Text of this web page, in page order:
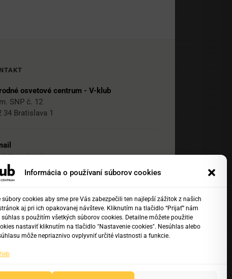
Informácia o používaní súborov cookies
súbory cookies aby sme pre Vás zabezpečili ten najlepší zážitok z našich
aj pri ich opakovanej návšteve. Kliknutím na tlačidlo “Prijať” nám
súhlas s použitím všetkých súborov cookies. Detailne môžete použitie
nastaviť kliknutím na tlačidlo "Nastavenie cookies". Nesúhlas alebo
môže nepriaznivo ovplyvniť určité vlastnosti a funkcie.
osvetové centrum - V-klub
SNP č. 12
34 Bratislava 1
2 204 71 217
2 204 71 222
918 817 141